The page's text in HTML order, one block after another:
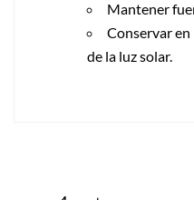
Mantener
Conservar en
de la luz solar.